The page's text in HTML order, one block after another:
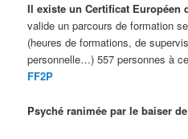
Il existe un Certificat Européen
valide un parcours de formation
(heures de formations, de
personnelle…) 557 personnes à
FF2P
Psyché ranimée par le baiser